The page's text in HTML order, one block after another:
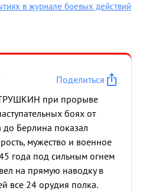
в журнале боевых действий
Поделиться
при прорыве
боях от
Берлина показал
мужество и военное
года под сильным огнем
на прямую наводку в
все 24 орудия полка.